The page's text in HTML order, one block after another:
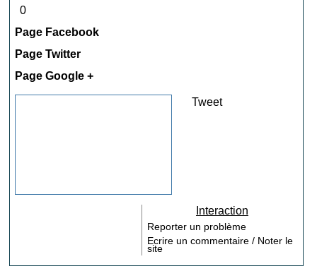
0
Page Facebook
Page Twitter
Page Google +
Tweet
Interaction
Reporter un problème
Ecrire un commentaire / Noter le
site